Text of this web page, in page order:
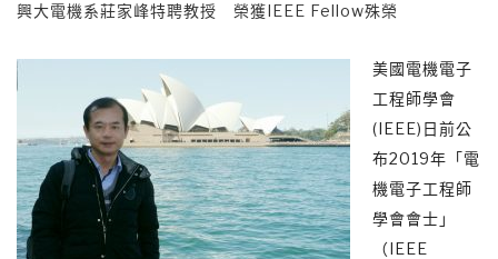
興大電機系莊家峰特聘教授 榮獲IEEE Fellow殊榮
美國電機電子
工程師學會
(IEEE)日前公
布2019年「電
機電子工程師
學會會士」
（IEEE